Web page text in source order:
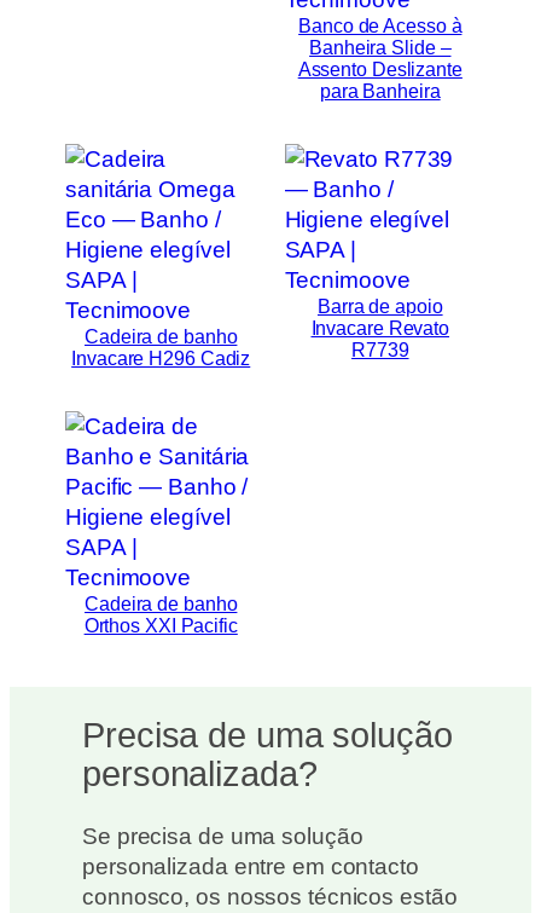
Banco de Acesso à
Banheira Slide –
Assento Deslizante
para Banheira
Cadeira de banho
Invacare H296 Cadiz
Barra de apoio
Invacare Revato
R7739
Cadeira de banho
Orthos XXI Pacific
Precisa de uma solução
personalizada?
Se precisa de uma solução
personalizada entre em contacto
connosco, os nossos técnicos estão